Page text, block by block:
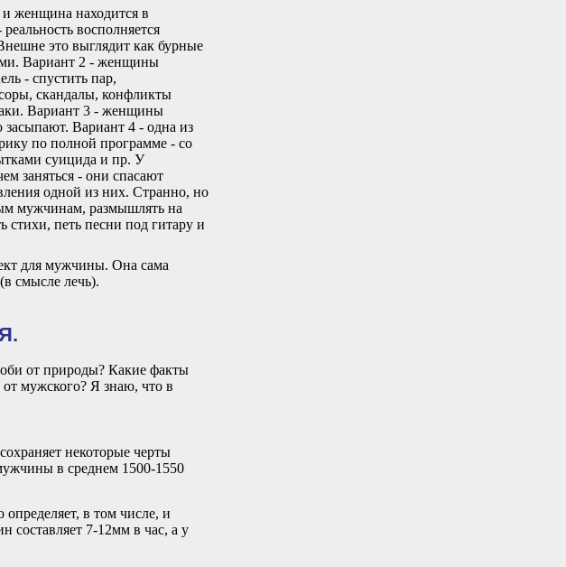
женщина находится в
восполняется
это выглядит как бурные
Вариант 2 - женщины
- спустить пар,
скандалы, конфликты
Вариант 3 - женщины
Вариант 4 - одна из
по полной программе - со
суицида и пр. У
заняться - они спасают
одной из них. Странно, но
мужчинам, размышлять на
стихи, петь песни под гитару и
для мужчины. Она сама
смысле лечь).
от природы? Какие факты
мужского? Я знаю, что в
некоторые черты
в среднем 1500-1550
в том числе, и
составляет 7-12мм в час, а у